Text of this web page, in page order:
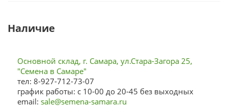
Наличие
Основной склад, г. Самара, ул.Стара-Загора 25,
"Семена в Самаре"
тел: 8-927-712-73-07
график работы: с 10-00 до 20-45 без выходных
email: sale@semena-samara.ru